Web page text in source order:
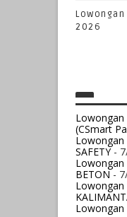
2026
Lowongan
(CSmart
Lowongan
SAFETY-
Lowongan
BETON-
Lowongan
Lowongan